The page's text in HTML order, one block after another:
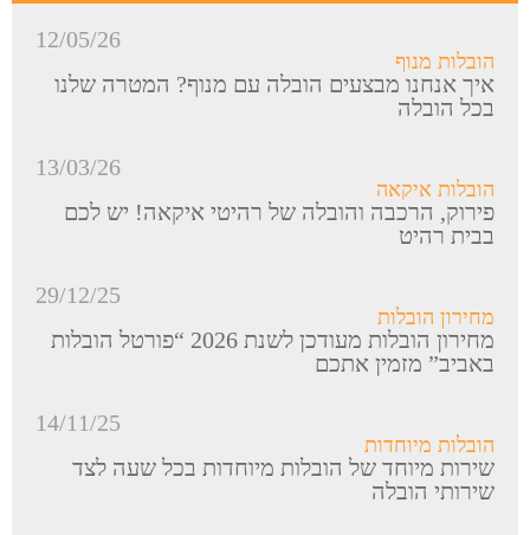
12/05/26
הובלות מנוף
איך אנחנו מבצעים הובלה עם מנוף? המטרה שלנו
בכל הובלה
13/03/26
הובלות איקאה
פירוק, הרכבה והובלה של רהיטי איקאה! יש לכם
בבית רהיט
29/12/25
מחירון הובלות
מחירון הובלות מעודכן לשנת 2026 “פורטל הובלות
באביב” מזמין אתכם
14/11/25
הובלות מיוחדות
שירות מיוחד של הובלות מיוחדות בכל שעה לצד
שירותי הובלה